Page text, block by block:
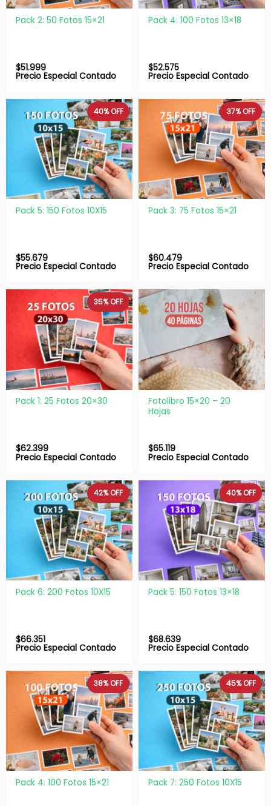
Pack 2: 50 Fotos 15×21
$51.999
Precio Especial Contado
Pack 4: 100 Fotos 13×18
$52.575
Precio Especial Contado
40%OFF
Pack 5: 150 Fotos 10X15
$55.679
Precio Especial Contado
37%OFF
Pack 3: 75 Fotos 15×21
$60.479
Precio Especial Contado
35%OFF
Pack 1: 25 Fotos 20×30
$62.399
Precio Especial Contado
Fotolibro 15×20 – 20
Hojas
$65.119
Precio Especial Contado
42%OFF
Pack 6: 200 Fotos 10X15
$66.351
Precio Especial Contado
40%OFF
Pack 5: 150 Fotos 13×18
$68.639
Precio Especial Contado
38%OFF
Pack 4: 100 Fotos 15×21
45%OFF
Pack 7: 250 Fotos 10X15